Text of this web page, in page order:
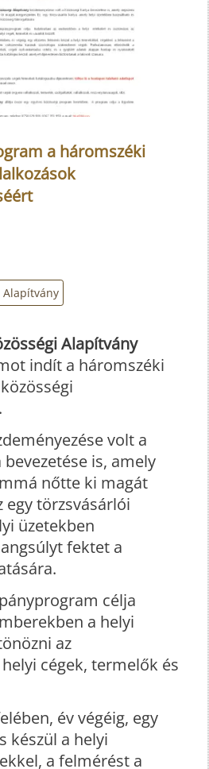
a háromszéki
Alapítvány
Alapítvány
indít a háromszéki
volt a
bevezetése is, amely
nőtte ki magát
egy törzsvásárlói
üzetekben
fektet a
célja
a helyi
az
cégek, termelők és
év végéig, egy
készül a helyi
a felmérést a